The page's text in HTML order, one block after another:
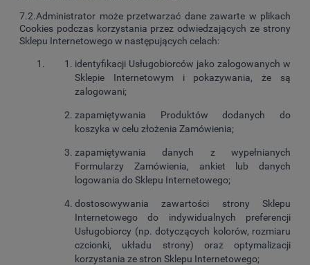
7.2.Administrator może przetwarzać dane zawarte w plikach
Cookies podczas korzystania przez odwiedzających ze strony
Sklepu Internetowego w następujących celach:
identyfikacji Usługobiorców jako zalogowanych w
Sklepie Internetowym i pokazywania, że są
zalogowani;
zapamiętywania Produktów dodanych do
koszyka w celu złożenia Zamówienia;
zapamiętywania danych z wypełnianych
Formularzy Zamówienia, ankiet lub danych
logowania do Sklepu Internetowego;
dostosowywania zawartości strony Sklepu
Internetowego do indywidualnych preferencji
Usługobiorcy (np. dotyczących kolorów, rozmiaru
czcionki, układu strony) oraz optymalizacji
korzystania ze stron Sklepu Internetowego;